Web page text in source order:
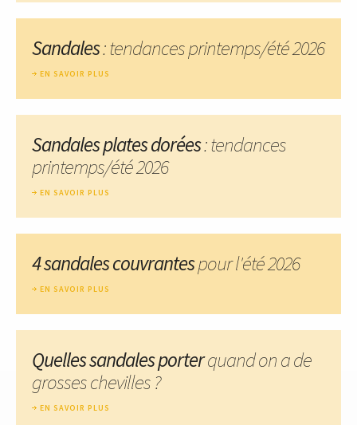
Sandales: tendances printemps/été 2026
EN SAVOIR PLUS
Sandales plates dorées: tendances
printemps/été 2026
EN SAVOIR PLUS
4 sandales couvrantespour l'été 2026
EN SAVOIR PLUS
Quelles sandales porterquand on a de
grosses chevilles ?
EN SAVOIR PLUS